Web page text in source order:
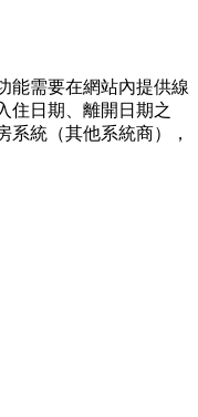
能需要在網站內提供線
住日期、離開日期之
系統（其他系統商），